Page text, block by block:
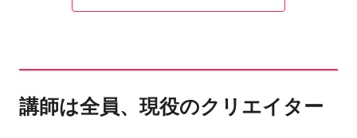
講師は全員、現役のクリエイター